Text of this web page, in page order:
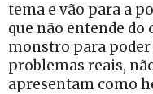
tema e vão para a
que não entende do
monstro para
problemas reais,
apresentam como